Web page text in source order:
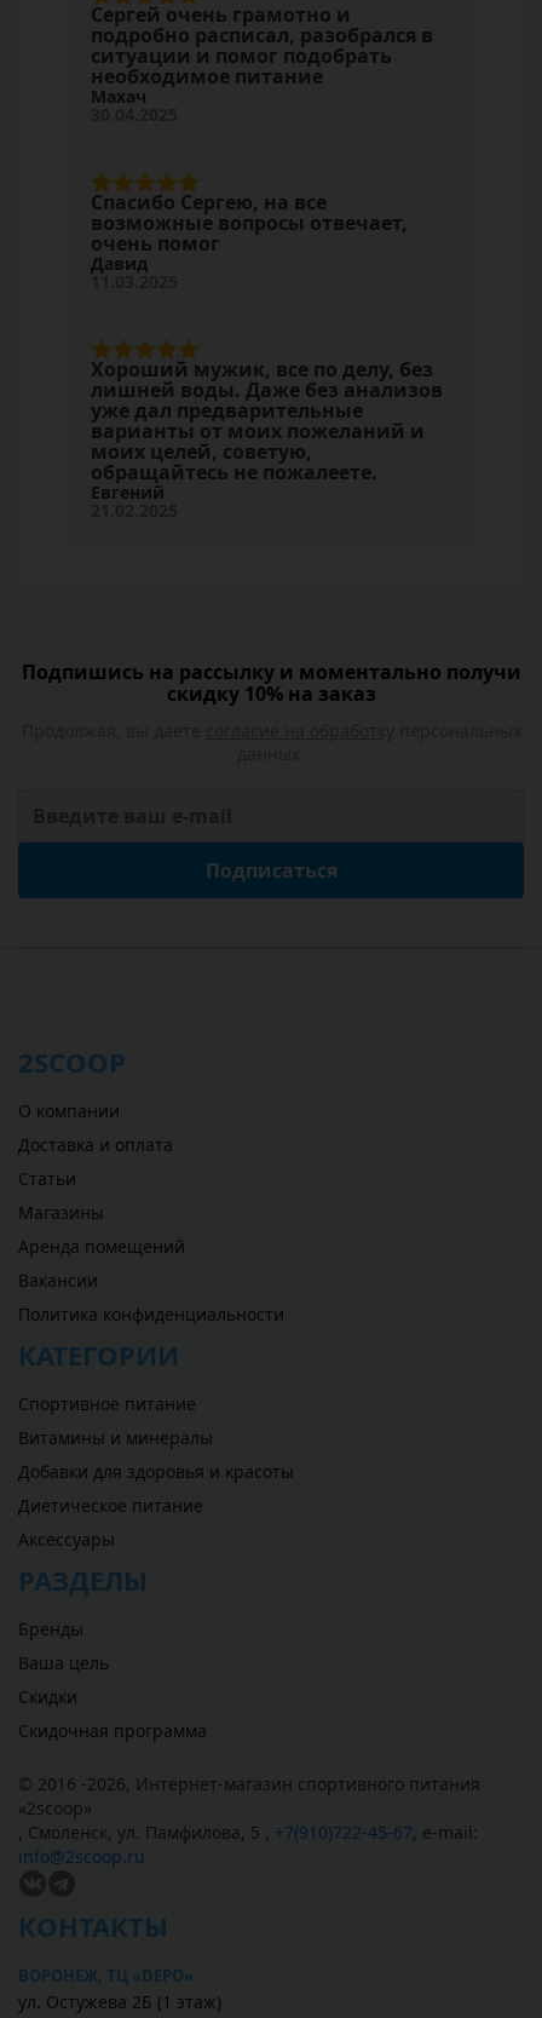
Сергей очень грамотно и
подробно расписал, разобрался в
ситуации и помог подобрать
необходимое питание
Махач
Спасибо Сергею, на все
возможные вопросы отвечает,
очень помог
Давид
11.03.2025
Хороший мужик, все по делу, без
лишней воды. Даже без анализов
уже дал предварительные
варианты от моих пожеланий и
моих целей, советую,
обращайтесь не пожалеете.
Евгений
Подпишись на рассылку и моментально получи
скидку 10% на заказ
Подписаться
2SCOOP
О компании
Доставка и оплата
Статьи
Магазины
Аренда помещений
Вакансии
Политика конфиденциальности
КАТЕГОРИИ
Спортивное питание
Витамины и минералы
Добавки для здоровья и красоты
Диетическое питание
Аксессуары
РАЗДЕЛЫ
Бренды
Ваша цель
Скидки
Скидочная программа
© 2016 -2026, Интернет-магазин спортивного питания
«2scoop»
, Смоленск, ул. Памфилова, 5 , +7(910)722-45-67, e-mail:
info@2scoop.ru
КОНТАКТЫ
ВОРОНЕЖ, ТЦ «DEPO»
ул. Остужева 2Б (1 этаж)